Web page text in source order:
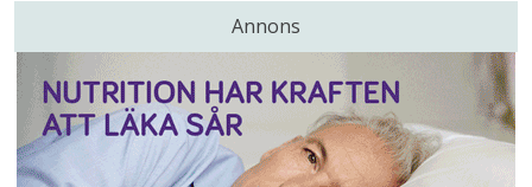
Annons